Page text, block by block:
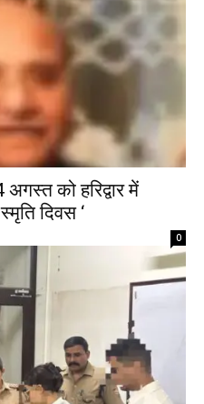
को हरिद्वार में
दिवस ‘
0